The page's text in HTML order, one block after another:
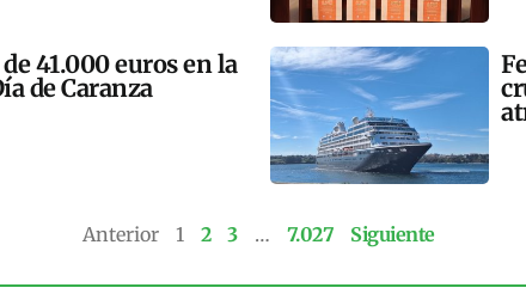
41.000 euros en la
de Caranza
Anterior 1 2 3 … 7.027 Siguiente